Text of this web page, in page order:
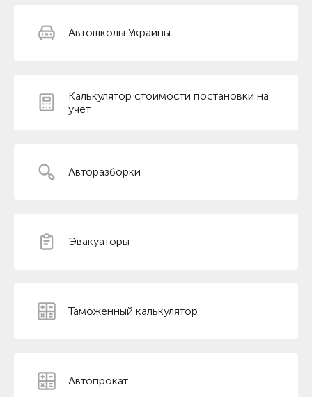
Автошколы Украины
Калькулятор стоимости постановки на
учет
Авторазборки
Эвакуаторы
Таможенный калькулятор
Автопрокат